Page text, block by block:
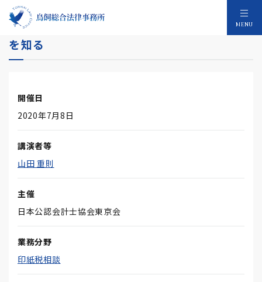
MENU
会計人に必須の印紙税実務のリスクと対応策
を知る
開催日
2020年7月8日
講演者等
山田 重則
主催
日本公認会計士協会東京会
業務分野
印紙税相談